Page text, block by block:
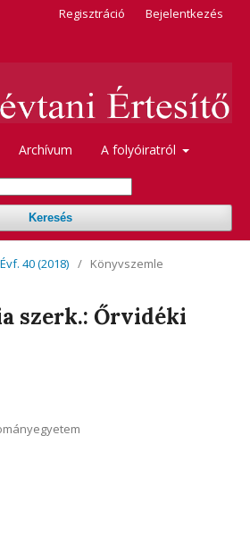
Archívum A folyóiratról
Keresés
Regisztráció Bejelentkezés
Évf. 40 (2018) / Könyvszemle
szerk.: Őrvidéki